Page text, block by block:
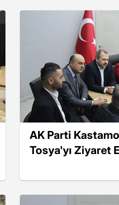
AK Parti
Tosya'yı Ziyaret